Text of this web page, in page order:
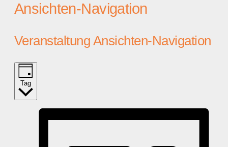
Ansichten-Navigation
Veranstaltung Ansichten-Navigation
Tag